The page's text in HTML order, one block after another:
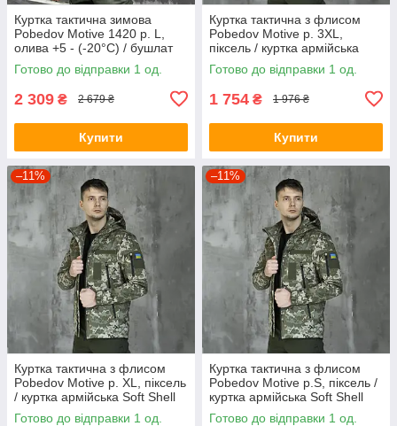
Куртка тактична зимова
Pobedov Motive 1420 р. L,
олива +5 - (-20°С) / бушлат
зимовий
Готово до відправки 1 од.
2 309 ₴ 2 679 ₴
Купити
Куртка тактична з флисом
Pobedov Motive р. 3XL,
піксель / куртка армійська
Soft Shell весна осінь
Готово до відправки 1 од.
1 754 ₴ 1 976 ₴
Купити
–11%
Куртка тактична з флисом
Pobedov Motive р. XL, піксель
/ куртка армійська Soft Shell
весна осінь
Готово до відправки 1 од.
–11%
Куртка тактична з флисом
Pobedov Motive р.S, піксель /
куртка армійська Soft Shell
весна осінь
Готово до відправки 1 од.